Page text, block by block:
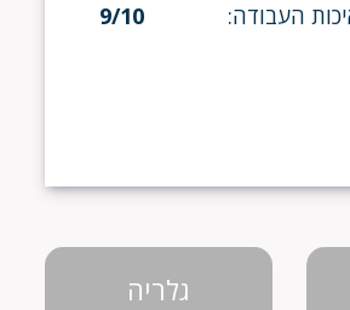
העבודה:
9/10
גלריה